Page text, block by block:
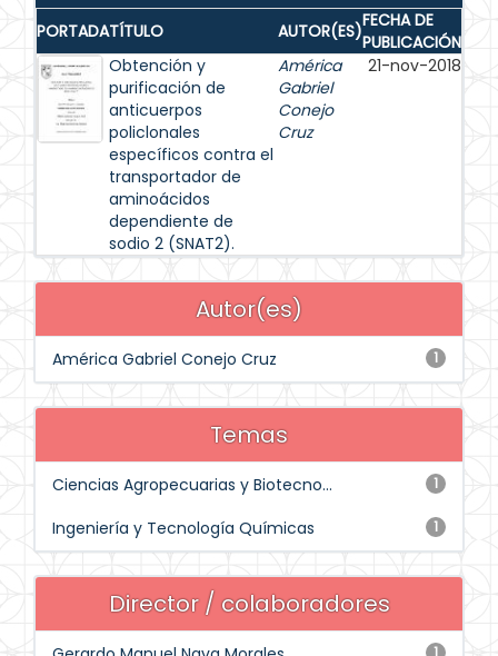
PORTADATÍTULO AUTOR(ES)FECHA DE
PUBLICACIÓN
Obtención y
purificación de
anticuerpos
policlonales
específicos contra el
transportador de
aminoácidos
dependiente de
sodio 2 (SNAT2).
América
Gabriel
Conejo
Cruz
21-nov-2018
Autor(es)
1
América Gabriel Conejo Cruz
Temas
1
Ciencias Agropecuarias y Biotecno...
1
Ingeniería y Tecnología Químicas
Director / colaboradores
1